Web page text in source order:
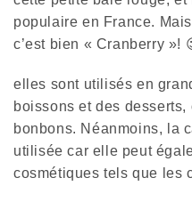
populaire en France.
c’est bien « Cranberry »!
elles sont utilisés en
boissons et des desserts,
bonbons. Néanmoins, la
utilisée car elle peut
cosmétiques tels que les